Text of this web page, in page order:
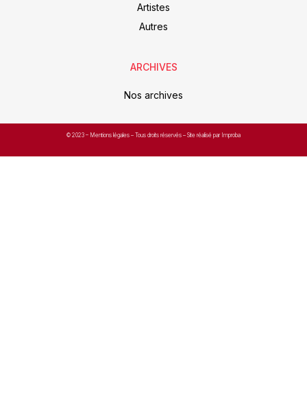
Artistes
Autres
ARCHIVES
Nos archives
© 2023 – Mentions légales – Tous droits réservés – Site réalisé par Improba